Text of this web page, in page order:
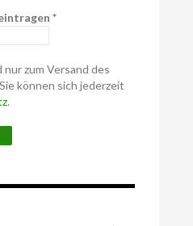
*
zum Versand des
können sich jederzeit
.